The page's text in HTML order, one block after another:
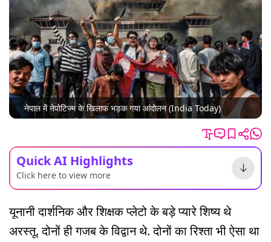
नेपाल मेें नेपोटिज्म के खिलाफ भड़क गया आंदोलन (India Today)
Quick AI Highlights
Click here to view more
यूनानी दार्शनिक और शिक्षक प्लेटो के बड़े प्यारे शिष्य थे
अरस्तू. दोनों ही गजब के विद्वान थे. दोनों का रिश्ता भी ऐसा था